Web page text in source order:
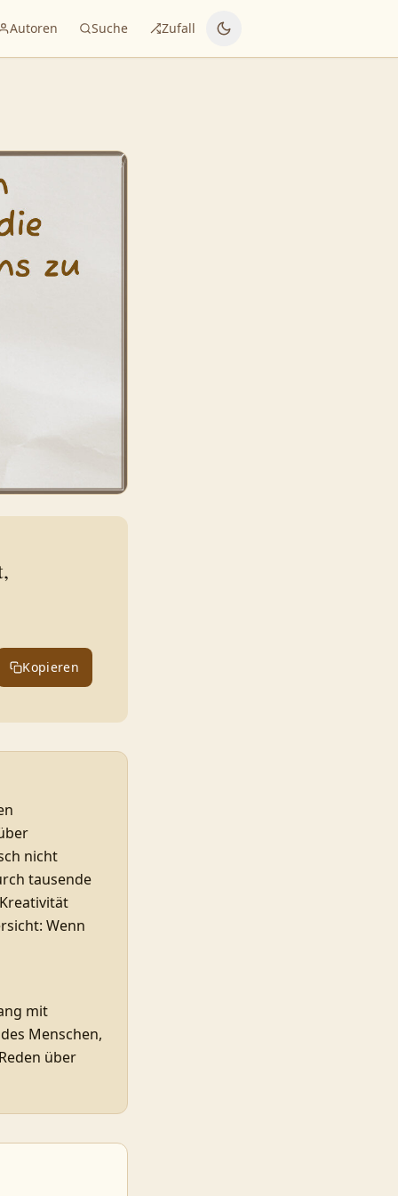
Autoren Suche Zufall
Kopieren
nicht
tausende
Wenn
mit
Menschen,
über